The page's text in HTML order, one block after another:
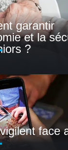
garantir
et la
?
face